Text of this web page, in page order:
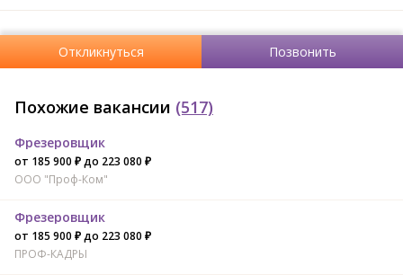
Откликнуться Позвонить
Похожие вакансии (517)
Фрезеровщик
от 185 900 ₽ до 223 080 ₽
ООО "Проф-Ком"
Фрезеровщик
от 185 900 ₽ до 223 080 ₽
ПРОФ-КАДРЫ